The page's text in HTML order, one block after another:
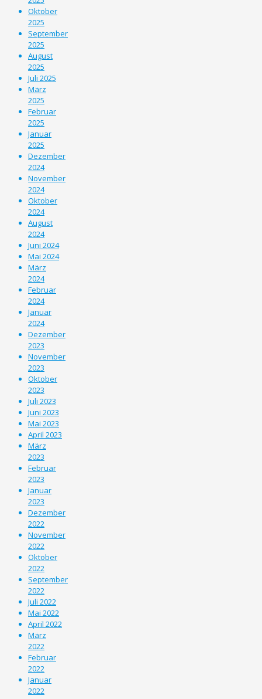
Oktober
2025
September
2025
August
2025
Juli 2025
März
2025
Februar
2025
Januar
2025
Dezember
2024
November
2024
Oktober
2024
August
2024
Juni 2024
Mai 2024
März
2024
Februar
2024
Januar
2024
Dezember
2023
November
2023
Oktober
2023
Juli 2023
Juni 2023
Mai 2023
April 2023
März
2023
Februar
2023
Januar
2023
Dezember
2022
November
2022
Oktober
2022
September
2022
Juli 2022
Mai 2022
April 2022
März
2022
Februar
2022
Januar
2022